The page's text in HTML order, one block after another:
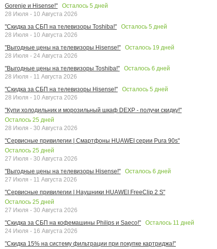
Gorenje и Hisense!"
Осталось 5 дней
28 Июля - 10 Августа 2026
"Скидка за СБП на телевизоры Toshiba!"
Осталось 5 дней
28 Июля - 10 Августа 2026
"Выгодные цены на телевизоры Hisense!"
Осталось 19 дней
28 Июля - 24 Августа 2026
"Выгодные цены на телевизоры Toshiba!"
Осталось 6 дней
28 Июля - 11 Августа 2026
"Скидка за СБП на телевизоры Hisense!"
Осталось 5 дней
28 Июля - 10 Августа 2026
"Купи холодильник и морозильный шкаф DEXP - получи скидку!"
Осталось 25 дней
28 Июля - 30 Августа 2026
"Сервисные привилегии | Смартфоны HUAWEI серии Pura 90s"
Осталось 25 дней
27 Июля - 30 Августа 2026
"Выгодные цены на телевизоры Hisense!"
Осталось 6 дней
27 Июля - 11 Августа 2026
"Сервисные привилегии | Наушники HUAWEI FreeClip 2 S"
Осталось 25 дней
27 Июля - 30 Августа 2026
"Скидка за СБП на кофемашины Philips и Saeco!"
Осталось 11 дней
24 Июля - 16 Августа 2026
"Скидка 15% на систему фильтрации при покупке картриджа!"